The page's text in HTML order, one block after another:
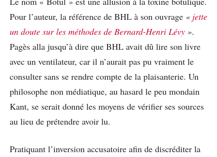
Pour l’auteur, la référence de BHL à son ouvrage « jette
un doute sur les méthodes de Bernard-Henri Lévy ».
Pagès alla jusqu’à dire que BHL avait dû lire son livre
avec un ventilateur, car il n’aurait pas pu vraiment le
consulter sans se rendre compte de la plaisanterie. Un
philosophe non médiatique, au hasard le peu mondain
Kant, se serait donné les moyens de vérifier ses sources
au lieu de prétendre avoir lu.
Pratiquant l’inversion accusatoire afin de discréditer la